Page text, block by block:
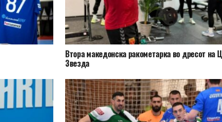
Втора македонска ракометарка во дресот на
Звезда